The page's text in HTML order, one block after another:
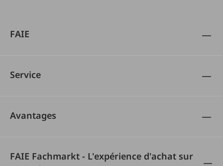
FAIE
Service
Avantages
FAIE Fachmarkt - L'expérience d'achat sur